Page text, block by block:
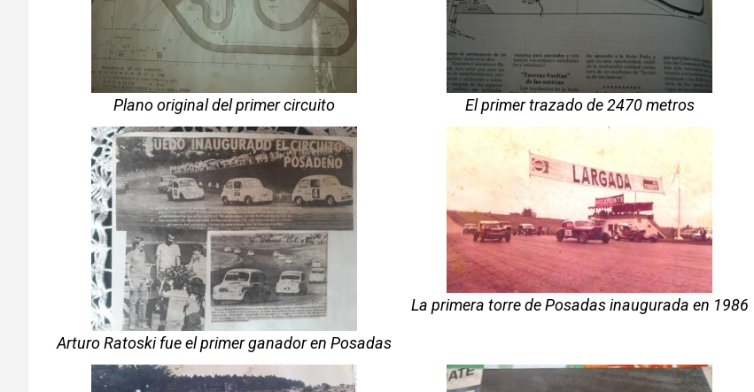
Plano original del primer circuito El primer trazado de 2470 metros
Arturo Ratoski fue el primer ganador en Posadas
La primera torre de Posadas inaugurada en 1986